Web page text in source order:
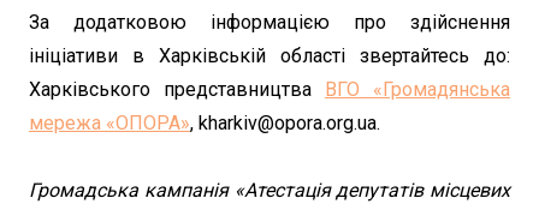
За додатковою інформацією про здійснення
ініціативи в Харківській області звертайтесь до:
Харківського представництва
ВГО «Громадянська
мережа «ОПОРА», kharkiv@opora.org.ua.
Громадська кампанія «Атестація депутатів місцевих